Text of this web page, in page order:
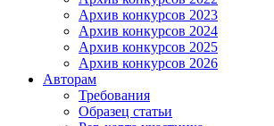
Архив конкурсов 2023
Архив конкурсов 2024
Архив конкурсов 2025
Архив конкурсов 2026
Авторам
Требования
Образец статьи